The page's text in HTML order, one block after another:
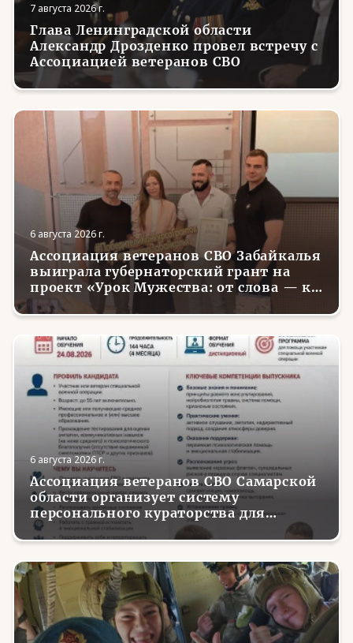
7 августа 2026 г.
Глава Ленинградской области
Александр Дрозденко провел встречу с
Ассоциацией ветеранов СВО
6 августа 2026 г.
Ассоциация ветеранов СВО Забайкалья
выиграла губернаторский грант на
проект «Урок Мужества: от слова — к
делу»
6 августа 2026 г.
Ассоциация ветеранов СВО Самарской
области организует систему
персонального кураторства для
трудоустройства и социализации
вернувшихся с фронта бойцов